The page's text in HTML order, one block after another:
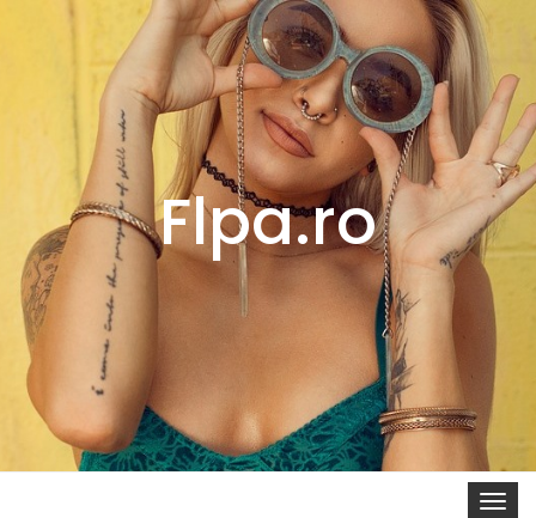
Flpa.ro
Toggle